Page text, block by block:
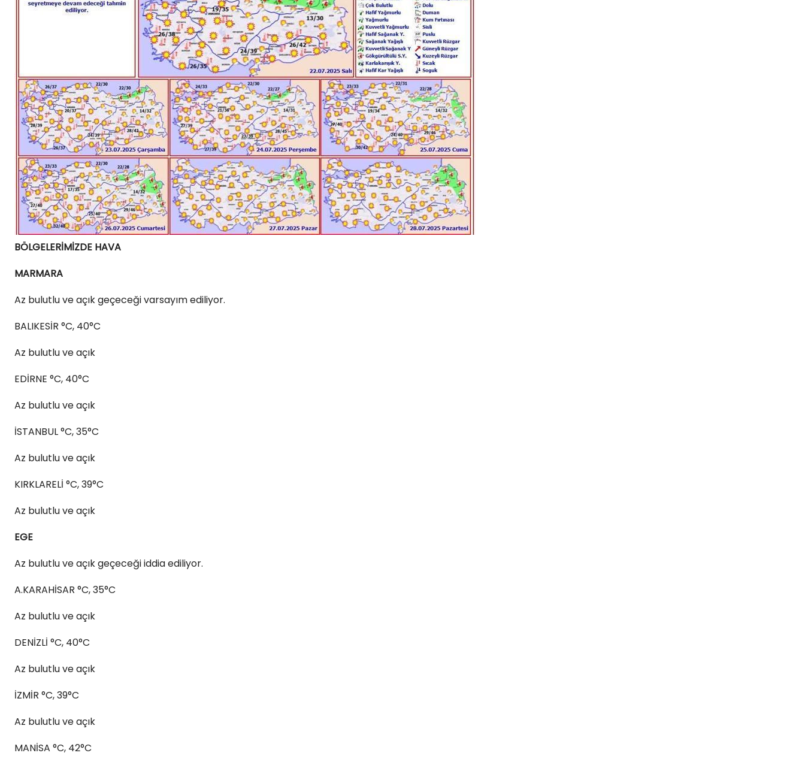
BÖLGELERİMİZDE HAVA
MARMARA
Az bulutlu ve açık geçeceği varsayım ediliyor.
BALIKESİR °C, 40°C
Az bulutlu ve açık
EDİRNE °C, 40°C
Az bulutlu ve açık
İSTANBUL °C, 35°C
Az bulutlu ve açık
KIRKLARELİ °C, 39°C
Az bulutlu ve açık
EGE
Az bulutlu ve açık geçeceği iddia ediliyor.
A.KARAHİSAR °C, 35°C
Az bulutlu ve açık
DENİZLİ °C, 40°C
Az bulutlu ve açık
İZMİR °C, 39°C
Az bulutlu ve açık
MANİSA °C, 42°C